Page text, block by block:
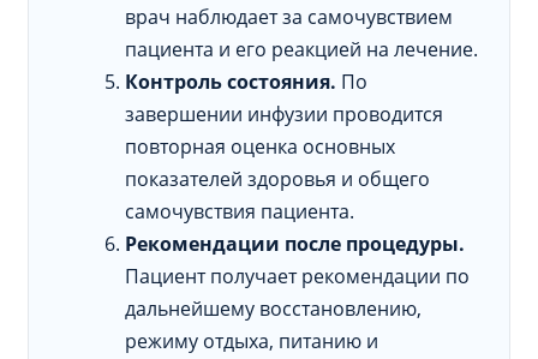
врач наблюдает за самочувствием
пациента и его реакцией на лечение.
Контроль состояния. По
завершении инфузии проводится
повторная оценка основных
показателей здоровья и общего
самочувствия пациента.
Рекомендации после процедуры.
Пациент получает рекомендации по
дальнейшему восстановлению,
режиму отдыха, питанию и